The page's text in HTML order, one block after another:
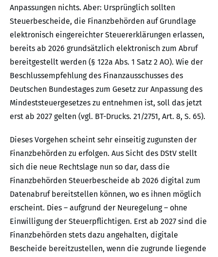
Anpassungen nichts. Aber: Ursprünglich sollten
Steuerbescheide, die Finanzbehörden auf Grundlage
elektronisch eingereichter Steuererklärungen erlassen,
bereits ab 2026 grundsätzlich elektronisch zum Abruf
bereitgestellt werden (§ 122a Abs. 1 Satz 2 AO). Wie der
Beschlussempfehlung des Finanzausschusses des
Deutschen Bundestages zum Gesetz zur Anpassung des
Mindeststeuergesetzes zu entnehmen ist, soll das jetzt
erst ab 2027 gelten (vgl. BT-Drucks. 21/2751, Art. 8, S. 65).
Dieses Vorgehen scheint sehr einseitig zugunsten der
Finanzbehörden zu erfolgen. Aus Sicht des DStV stellt
sich die neue Rechtslage nun so dar, dass die
Finanzbehörden Steuerbescheide ab 2026 digital zum
Datenabruf bereitstellen können, wo es ihnen möglich
erscheint. Dies – aufgrund der Neuregelung – ohne
Einwilligung der Steuerpflichtigen. Erst ab 2027 sind die
Finanzbehörden stets dazu angehalten, digitale
Bescheide bereitzustellen, wenn die zugrunde liegende